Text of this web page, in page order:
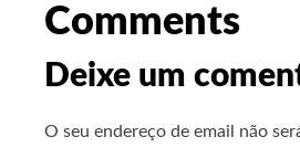
Comments
Deixe um
O seu endereço de email não